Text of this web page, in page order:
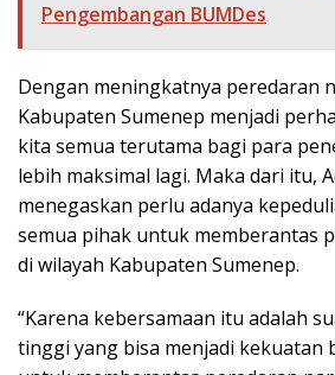
Pengembangan BUMDes
Dengan meningkatnya peredaran
Kabupaten Sumenep menjadi
kita semua terutama bagi para
lebih maksimal lagi. Maka dari itu,
menegaskan perlu adanya
semua pihak untuk memberantas
di wilayah Kabupaten Sumenep.
“Karena kebersamaan itu adalah
tinggi yang bisa menjadi kekuatan